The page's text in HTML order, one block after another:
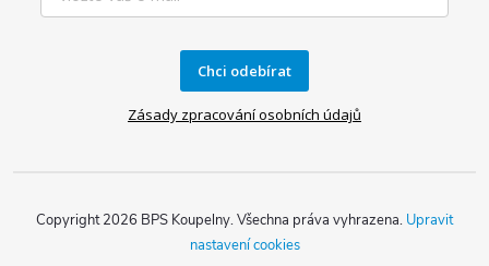
Chci odebírat
Zásady zpracování osobních údajů
Copyright 2026 BPS Koupelny. Všechna práva vyhrazena. Upravit
nastavení cookies